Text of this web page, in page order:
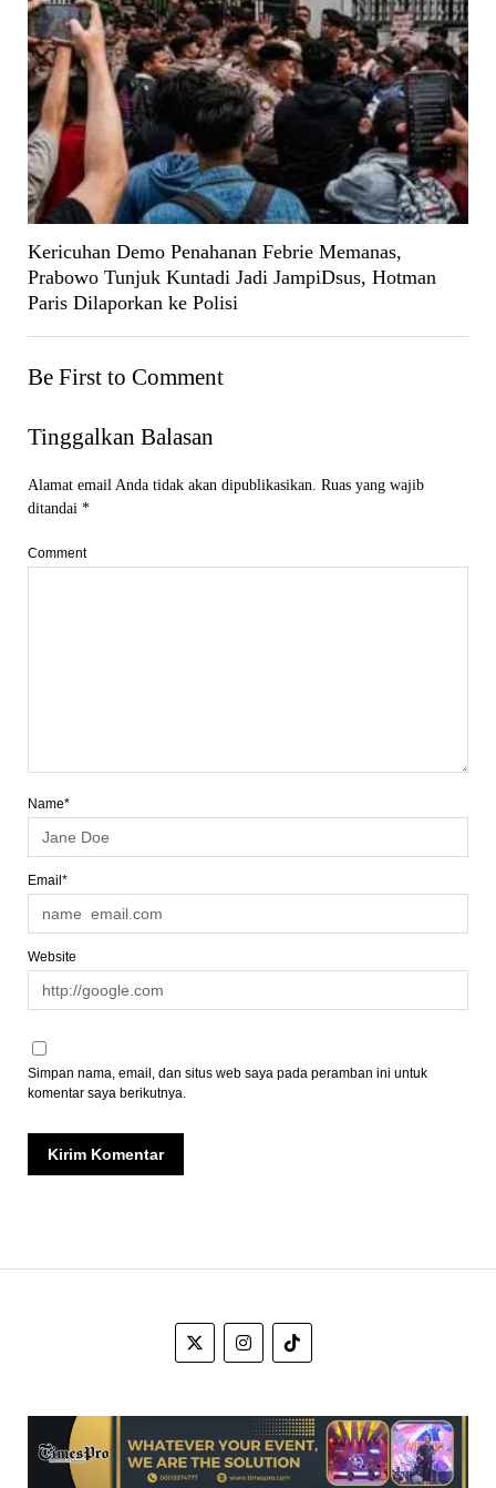
Kericuhan Demo Penahanan Febrie Memanas,
Prabowo Tunjuk Kuntadi Jadi JampiDsus, Hotman
Paris Dilaporkan ke Polisi
Be First to Comment
Tinggalkan Balasan
Alamat email Anda tidak akan dipublikasikan. Ruas yang wajib
ditandai *
Comment
Name*
Email*
Website
Simpan nama, email, dan situs web saya pada peramban ini untuk
komentar saya berikutnya.